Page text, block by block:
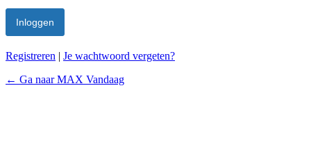
Registreren | Je wachtwoord vergeten?
← Ga naar MAX Vandaag